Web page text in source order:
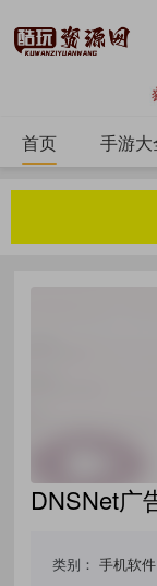
首页 手游大
DNSNet广
类别：手机软件